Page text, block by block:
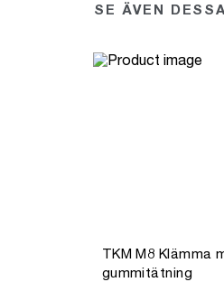
SE ÄVEN
TKM M8 Klämma
gummitätning